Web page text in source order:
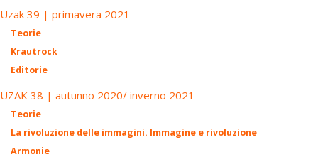
Uzak 39 | primavera 2021
Teorie
Krautrock
Editorie
UZAK 38 | autunno 2020/ inverno 2021
Teorie
La rivoluzione delle immagini. Immagine e rivoluzione
Armonie